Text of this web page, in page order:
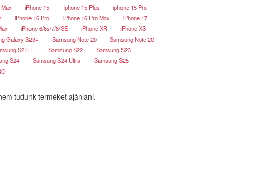
iPhone 15 Iphone 15 Plus
iphone 15 Pro
iPhone 16 Pro iPhone 16 Pro Max
iPhone 17
iPhone 6/6s/7/8/SE iPhone XR
iPhone XS
Galaxy S23+ Samsung Note 20
Samsung Note 20
S21FE Samsung S22
Samsung S23
S24 Samsung S24 Ultra
Samsung S25
tudunk terméket ajánlani.